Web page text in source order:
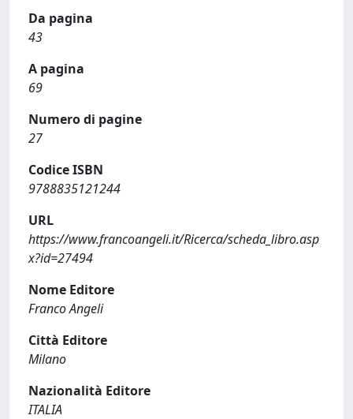
Da pagina
43
A pagina
69
Numero di pagine
27
Codice ISBN
9788835121244
URL
https://www.francoangeli.it/Ricerca/scheda_libro.asp
x?id=27494
Nome Editore
Franco Angeli
Città Editore
Milano
Nazionalità Editore
ITALIA